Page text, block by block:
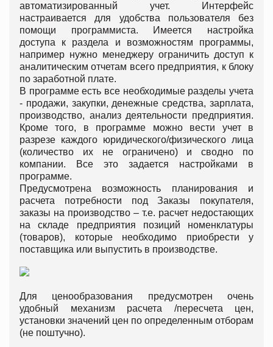
автоматизированный учет. Интерфейс
настраивается для удобства пользователя без
помощи программиста. Имеется настройка
доступа к раздела и возможностям программы,
например нужно менеджеру ограничить доступ к
аналитическим отчетам всего предприятия, к блоку
по заработной плате.
В программе есть все необходимые разделы учета
- продажи, закупки, денежные средства, зарплата,
производство, анализ деятельности предприятия.
Кроме того, в программе можно вести учет в
разрезе каждого юридического/физического лица
(количество их не ограничено) и сводно по
компании. Все это задается настройками в
программе.
Предусмотрена возможность планирования и
расчета потребности под Заказы покупателя,
заказы на производство – т.е. расчет недостающих
на складе предприятия позиций номенклатуры
(товаров), которые необходимо приобрести у
поставщика или выпустить в производстве.
Для ценообразования предусмотрен очень
удобный механизм расчета /пересчета цен,
установки значений цен по определенным отборам
(не поштучно).